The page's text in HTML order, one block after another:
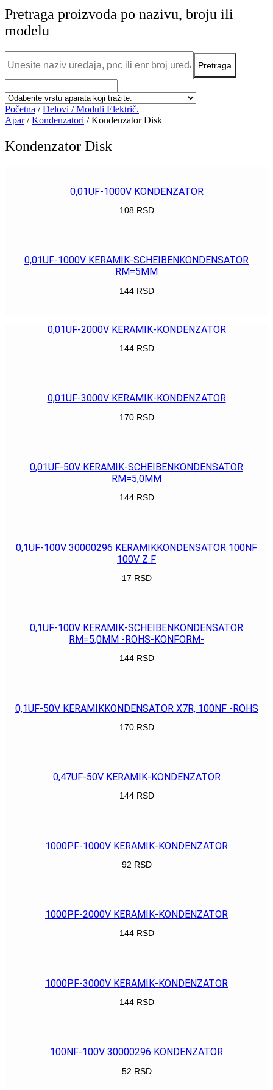
Pretraga proizvoda po nazivu, broju ili
modelu
Početna /Delovi / Moduli Električ.
Apar/Kondenzatori / Kondenzator Disk
Kondenzator Disk
0,01UF-1000V KONDENZATOR
108 RSD
0,01UF-1000V KERAMIK-SCHEIBENKONDENSATOR
RM=5MM
144 RSD
0,01UF-2000V KERAMIK-KONDENZATOR
144 RSD
0,01UF-3000V KERAMIK-KONDENZATOR
170 RSD
0,01UF-50V KERAMIK-SCHEIBENKONDENSATOR
RM=5,0MM
144 RSD
0,1UF-100V 30000296 KERAMIKKONDENSATOR 100NF
100V Z F
17 RSD
0,1UF-100V KERAMIK-SCHEIBENKONDENSATOR
RM=5,0MM -ROHS-KONFORM-
144 RSD
0,1UF-50V KERAMIKKONDENSATOR X7R, 100NF -ROHS
170 RSD
0,47UF-50V KERAMIK-KONDENZATOR
144 RSD
1000PF-1000V KERAMIK-KONDENZATOR
92 RSD
1000PF-2000V KERAMIK-KONDENZATOR
144 RSD
1000PF-3000V KERAMIK-KONDENZATOR
144 RSD
100NF-100V 30000296 KONDENZATOR
52 RSD